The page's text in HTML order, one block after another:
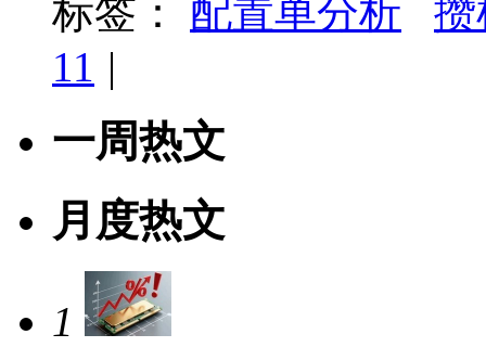
标签： 配置单分析
攒
11 |
一周热文
月度热文
1